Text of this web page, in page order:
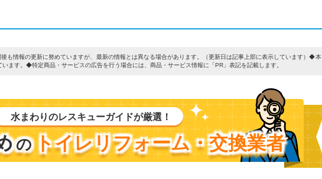
も情報の更新に努めていますが、最新の情報とは異なる場合があります。（更新日は記事上部に表示しています）◆本
ます。◆特定商品・サービスの広告を行う場合には、商品・サービス情報に「PR」表記を記載します。
水まわりのレスキューガイドが厳選！
のトイレリフォーム・交換業者